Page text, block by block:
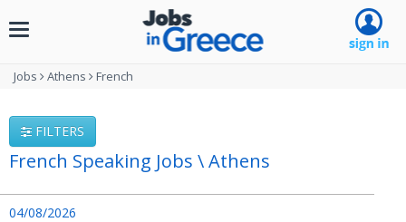
Toggle
Jobs Athens French
FILTERS
French Speaking Jobs \ Athens
04/08/2026